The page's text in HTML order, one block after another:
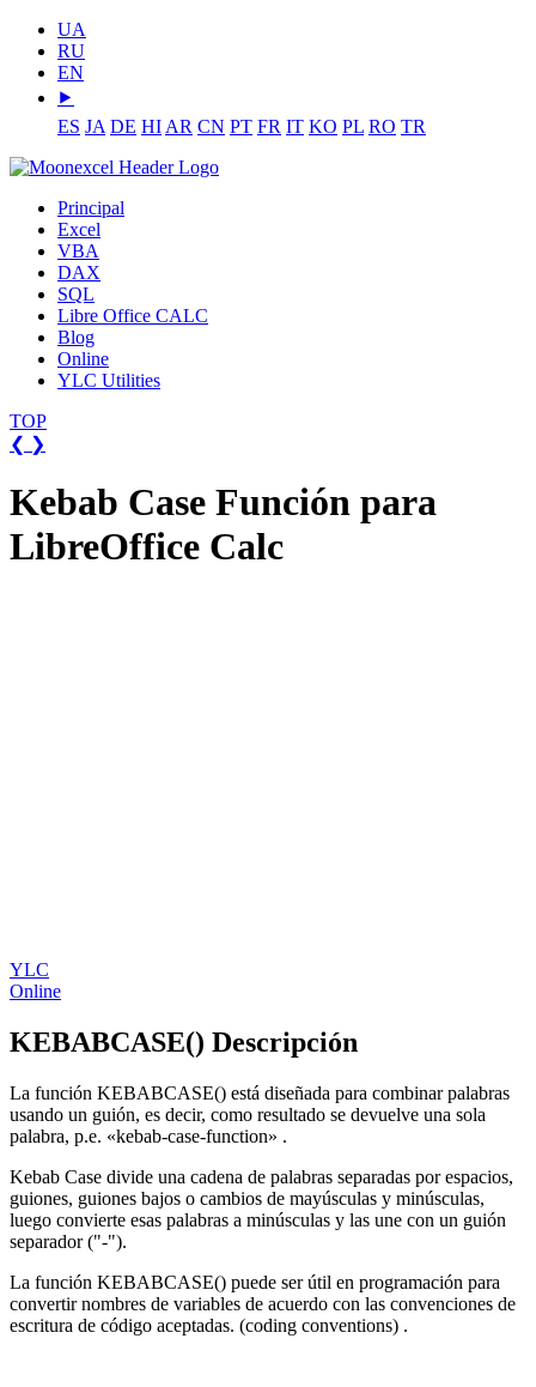
UA
RU
EN
⯈
ES JA DE HI AR CN PT FR IT KO PL RO TR
Principal
Excel
VBA
DAX
SQL
Libre Office CALC
Blog
Online
YLC Utilities
TOP
❮ ❯
Kebab Case Función para
LibreOffice Calc
YLC
Online
KEBABCASE() Descripción
La función KEBABCASE() está diseñada para combinar palabras
usando un guión, es decir, como resultado se devuelve una sola
palabra, p.e. «kebab-case-function» .
Kebab Case divide una cadena de palabras separadas por espacios,
guiones, guiones bajos o cambios de mayúsculas y minúsculas,
luego convierte esas palabras a minúsculas y las une con un guión
separador ("-").
La función KEBABCASE() puede ser útil en programación para
convertir nombres de variables de acuerdo con las convenciones de
escritura de código aceptadas. (coding conventions) .